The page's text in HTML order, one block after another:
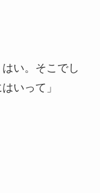
い。そこでし
いって」